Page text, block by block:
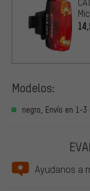
Modelos:
negro, Envío en 1-3
Ayudanos a